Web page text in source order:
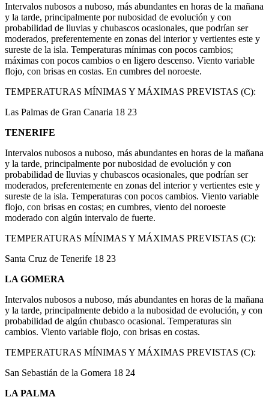
Intervalos nubosos a nuboso, más abundantes en horas de la mañana
y la tarde, principalmente por nubosidad de evolución y con
probabilidad de lluvias y chubascos ocasionales, que podrían ser
moderados, preferentemente en zonas del interior y vertientes este y
sureste de la isla. Temperaturas mínimas con pocos cambios;
máximas con pocos cambios o en ligero descenso. Viento variable
flojo, con brisas en costas. En cumbres del noroeste.
TEMPERATURAS MÍNIMAS Y MÁXIMAS PREVISTAS (C):
Las Palmas de Gran Canaria 18 23
TENERIFE
Intervalos nubosos a nuboso, más abundantes en horas de la mañana
y la tarde, principalmente por nubosidad de evolución y con
probabilidad de lluvias y chubascos ocasionales, que podrían ser
moderados, preferentemente en zonas del interior y vertientes este y
sureste de la isla. Temperaturas con pocos cambios. Viento variable
flojo, con brisas en costas; en cumbres, viento del noroeste
moderado con algún intervalo de fuerte.
TEMPERATURAS MÍNIMAS Y MÁXIMAS PREVISTAS (C):
Santa Cruz de Tenerife 18 23
LA GOMERA
Intervalos nubosos a nuboso, más abundantes en horas de la mañana
y la tarde, principalmente debido a la nubosidad de evolución, y con
probabilidad de algún chubasco ocasional. Temperaturas sin
cambios. Viento variable flojo, con brisas en costas.
TEMPERATURAS MÍNIMAS Y MÁXIMAS PREVISTAS (C):
San Sebastián de la Gomera 18 24
LA PALMA